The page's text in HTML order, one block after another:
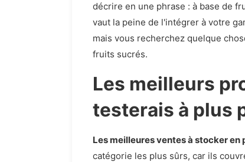
décrire en une phrase : à base de
vaut la peine de l'intégrer à votre
mais vous recherchez quelque
fruits sucrés.
Les meilleurs
testerais à plus
Les meilleures ventes à stocker en
catégorie les plus sûrs, car ils